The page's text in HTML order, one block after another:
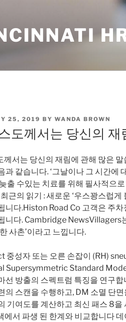
25, 2019 BY WANDA BROWN
도께서는 당신의 재
께서는 당신의 재림에 관해 많은
과 같습니다. ‘그날이나 그 시간에
출 수있는 치료를 위해 필사적으
근의 읽기 : 새로운 ‘우스꽝스럽게
니다.Histon Road Co 고객은 주
니다. Cambridge NewsVillagers
사촌’이라고 느낍니다.
중성자 또는 오른 손잡이 (RH)
Supersymmetric Standard
선 방출의 스펙트럼 특징을 연구
의 스캔을 수행하고, DM 소멸 단
기여도를 계산하고 최신 패스 8을
에서 파생 된 한계와 비교합니다